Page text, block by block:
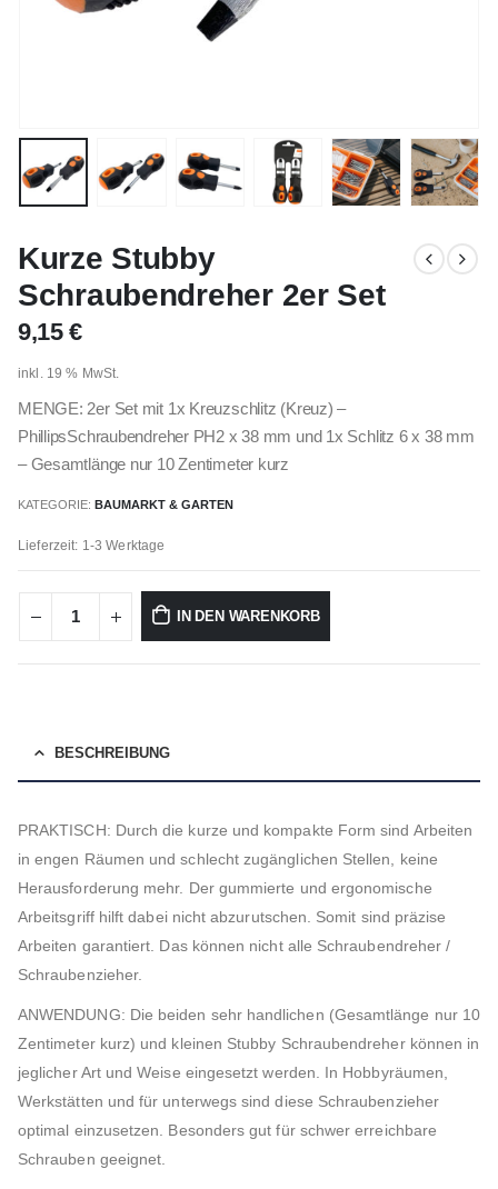
Kurze Stubby
Schraubendreher 2er Set
9,15 €
inkl. 19 % MwSt.
MENGE: 2er Set mit 1x Kreuzschlitz (Kreuz) –
PhillipsSchraubendreher PH2 x 38 mm und 1x Schlitz 6 x 38 mm
– Gesamtlänge nur 10 Zentimeter kurz
KATEGORIE: BAUMARKT & GARTEN
Lieferzeit: 1-3 Werktage
IN DEN WARENKORB
BESCHREIBUNG
PRAKTISCH: Durch die kurze und kompakte Form sind Arbeiten
in engen Räumen und schlecht zugänglichen Stellen, keine
Herausforderung mehr. Der gummierte und ergonomische
Arbeitsgriff hilft dabei nicht abzurutschen. Somit sind präzise
Arbeiten garantiert. Das können nicht alle Schraubendreher /
Schraubenzieher.
ANWENDUNG: Die beiden sehr handlichen (Gesamtlänge nur 10
Zentimeter kurz) und kleinen Stubby Schraubendreher können in
jeglicher Art und Weise eingesetzt werden. In Hobbyräumen,
Werkstätten und für unterwegs sind diese Schraubenzieher
optimal einzusetzen. Besonders gut für schwer erreichbare
Schrauben geeignet.